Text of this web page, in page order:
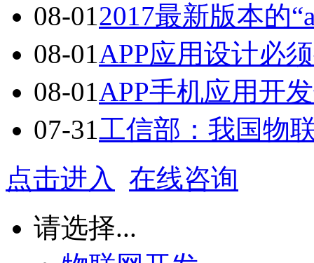
08-012017最新版本的
08-01APP应用设计必
08-01APP手机应用开
07-31工信部：我国物
点击进入
在线咨询
请选择...